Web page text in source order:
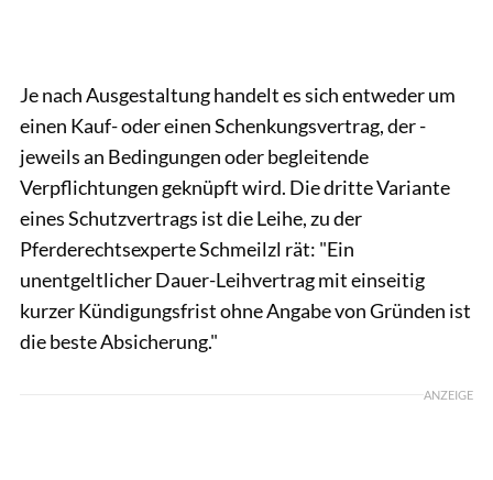
Je nach Ausgestaltung handelt es sich entweder um
einen Kauf- oder einen Schenkungsvertrag, der ­
jeweils an Bedingungen oder begleitende
Verpflichtungen geknüpft wird. Die dritte Variante
eines Schutzvertrags ist die Leihe, zu der
Pferderechtsexperte Schmeilzl rät: "Ein
unentgeltlicher Dauer-Leihvertrag mit einseitig
kurzer Kündigungsfrist ohne Angabe von Gründen ist
die beste Absicherung."
ANZEIGE